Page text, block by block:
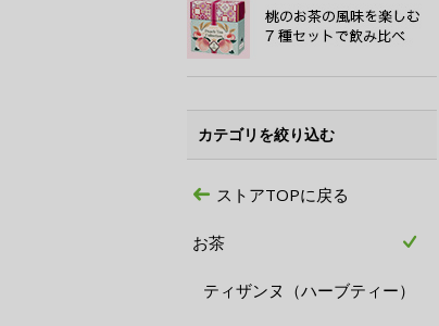
カテゴリを絞り込む
ストアTOPに戻る
お茶
ティザンヌ（ハーブティー）